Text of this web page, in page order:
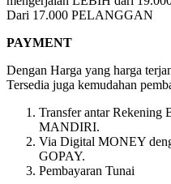
Dari 17.000 PELANGGAN
PAYMENT
Dengan Harga yang harga
Tersedia juga kemudahan
Transfer antar
MANDIRI.
Via Digital MONEY
GOPAY.
Pembayaran Tunai